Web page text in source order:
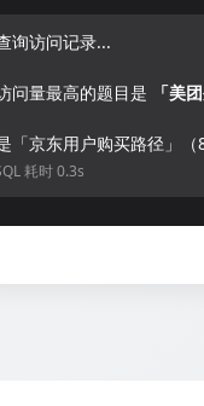
询访问记录...
问量最高的题目是 「美
「京东用户购买路径」（
耗时 0.3s